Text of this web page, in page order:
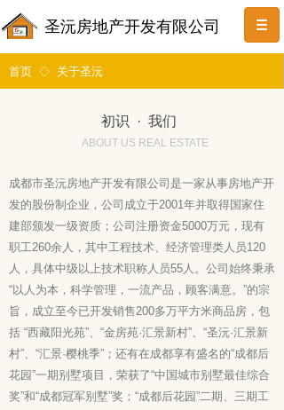
首页 ◇ 关于圣沅
ABOUT US REAL ESTATE
成都市圣沅房地产开发有限公司是一家从事房地产开
发的股份制企业，公司成立于2001年并取得国家住
建部颁发一级资质；公司注册资金5000万元，现有
职工260余人，其中工程技术、经济管理类人员120
人，具体中级以上技术职称人员55人。公司始终秉承
“以人为本，科学管理，一流产品，顾客满意。”的宗
旨，成立至今已开发销售200多万平方米商品房，包
括 “西藏阳光苑”、“金房苑·汇景新村”、“圣沅·汇景新
村”、“汇景·樱桃季”；还有在成都享有盛名的“成都后
花园”一期别墅项目，荣获了“中国城市别墅最佳综合
奖”和“成都冠军别墅”奖；“成都后花园”二期、三期工
初识 · 我们
圣沅房地产开发有限公司
按钮文本